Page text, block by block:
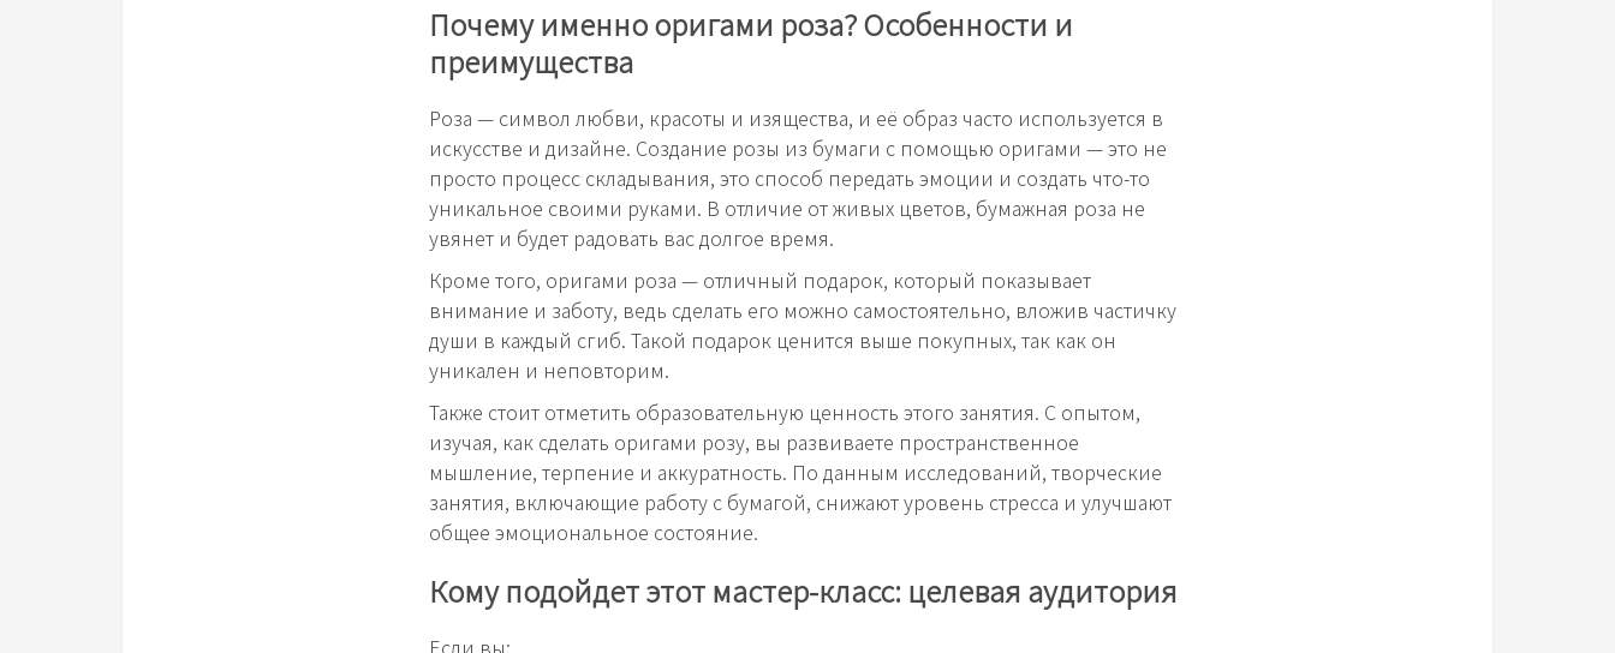
Почему именно оригами роза? Особенности и
преимущества
Роза — символ любви, красоты и изящества, и её образ часто используется в
искусстве и дизайне. Создание розы из бумаги с помощью оригами — это не
просто процесс складывания, это способ передать эмоции и создать что-то
уникальное своими руками. В отличие от живых цветов, бумажная роза не
увянет и будет радовать вас долгое время.
Кроме того, оригами роза — отличный подарок, который показывает
внимание и заботу, ведь сделать его можно самостоятельно, вложив частичку
души в каждый сгиб. Такой подарок ценится выше покупных, так как он
уникален и неповторим.
Также стоит отметить образовательную ценность этого занятия. С опытом,
изучая, как сделать оригами розу, вы развиваете пространственное
мышление, терпение и аккуратность. По данным исследований, творческие
занятия, включающие работу с бумагой, снижают уровень стресса и улучшают
общее эмоциональное состояние.
Кому подойдет этот мастер-класс: целевая аудитория
Если вы: